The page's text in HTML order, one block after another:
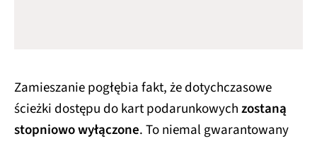
Zamieszanie pogłębia fakt, że dotychczasowe
ścieżki dostępu do kart podarunkowychzostaną
stopniowo wyłączone. To niemal gwarantowany